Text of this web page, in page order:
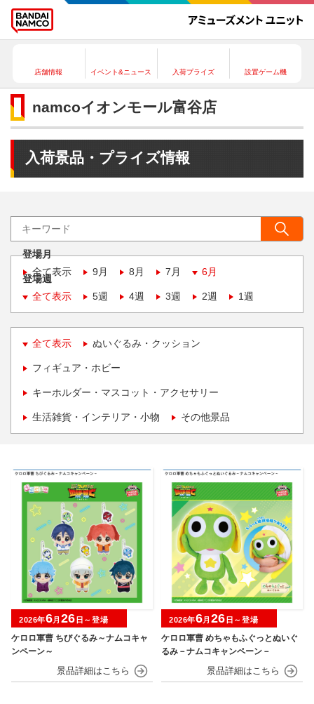
店舗情報 イベント&ニュース 入荷プライズ 設置ゲーム機
namcoイオンモール富谷店
入荷景品・プライズ情報
登場月
全て表示
9月 8月 7月 6月
登場週
全て表示
5週 4週 3週 2週 1週
全て表示 ぬいぐるみ・クッション
フィギュア・ホビー
キーホルダー・マスコット・アクセサリー
生活雑貨・インテリア・小物 その他景品
ケロロ軍曹 ちびぐるみ～ナムコキャ
ンペーン～
2026年6月 26 日～登場
ケロロ軍曹 めちゃもふぐっとぬいぐ
るみ－ナムコキャンペーン－
2026年6月 26 日～登場